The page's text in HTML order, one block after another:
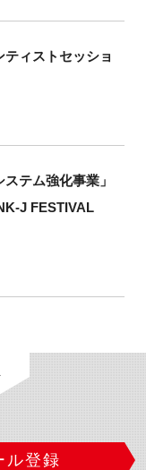
ィストセッショ
テム強化事業」
J FESTIVAL
ル登録